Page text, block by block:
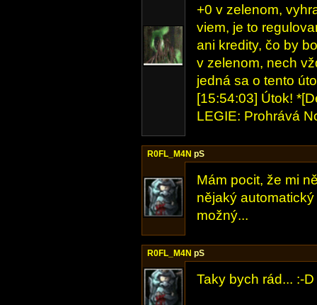
+0 v zelenom,
viem, je to
ani kredity, čo by
v zelenom, nech
jedná sa o tento
[15:54:03] Útok!
LEGIE: Prohrává
R0FL_M4N pS
Mám pocit, že mi
nějaký
možný...
R0FL_M4N pS
Taky bych rád... :-D